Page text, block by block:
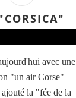
avec une
"un air Corse"
la "fée de la